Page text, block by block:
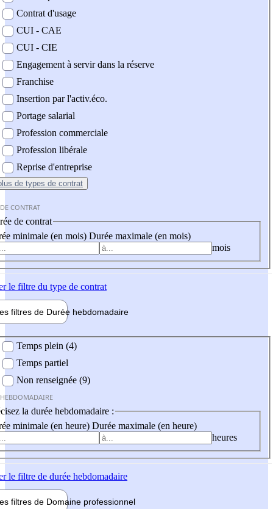
Contrat d'usage
CUI - CAE
CUI - CIE
Engagement à servir dans la réserve
Franchise
Insertion par l'activ.éco.
Portage salarial
Profession commerciale
Profession libérale
Reprise d'entreprise
de types de contrat
CONTRAT
de contrat
minimale (en mois) Durée maximale (en mois)
mois
le filtre du type de contrat
filtres de Durée hebdomadaire
Temps plein (4)
Temps partiel
Non renseignée (9)
la durée hebdomadaire :
minimale (en heure) Durée maximale (en heure)
heures
le filtre de durée hebdomadaire
filtres de Domaine professionnel